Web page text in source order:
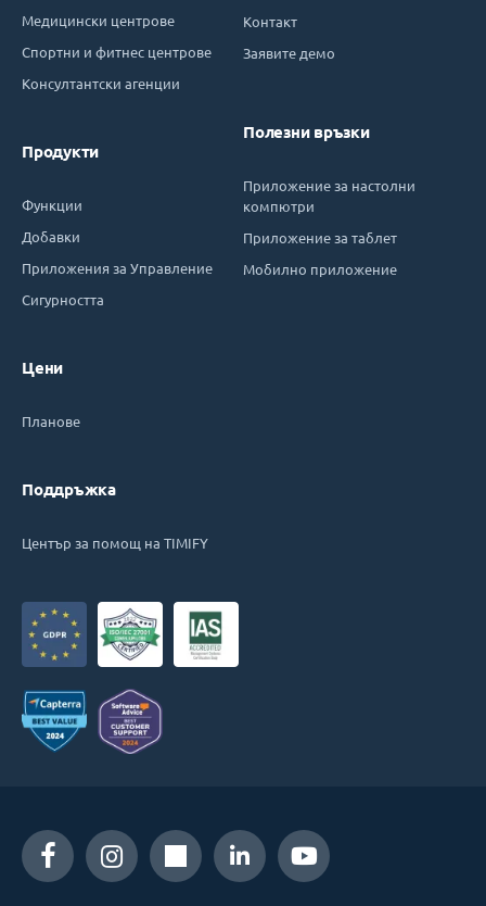
Медицински центрове
Спортни и фитнес центрове
Консултантски агенции
Продукти
Функции
Добавки
Приложения за Управление
Сигурността
Цени
Планове
Поддръжка
Център за помощ на TIMIFY
Контакт
Заявите демо
Полезни връзки
Приложение за настолни
компютри
Приложение за таблет
Мобилно приложение